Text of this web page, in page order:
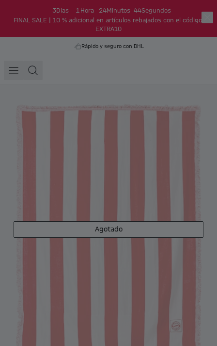
3 Días 1 Hora 24Minutos 44Segundos
FINAL SALE | 10 % adicional en artículos rebajados con el código:
EXTRA10
Rápido y seguro con DHL
Agotado